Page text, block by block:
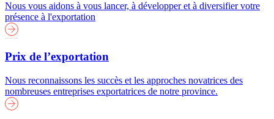
Nous vous aidons à vous lancer, à développer et à diversifier votre
présence à l'exportation
Prix de l’exportation
Nous reconnaissons les succès et les approches novatrices des
nombreuses entreprises exportatrices de notre province.